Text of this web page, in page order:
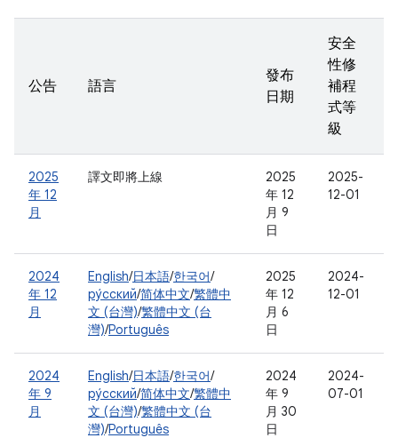
公告 語言
發布
日期
安全
性修
補程
式等
級
2025
年 12
月
譯文即將上線
2025
年 12
月 9
日
2025-
12-01
2024
年 12
月
English/日本語/한국어/
ру́сский/简体中文/繁體中
文 (台灣)/繁體中文 (台
灣)/Português
2025
年 12
月 6
日
2024-
12-01
2024
年 9
月
English/日本語/한국어/
ру́сский/简体中文/繁體中
文 (台灣)/繁體中文 (台
灣)/Português
2024
年 9
月 30
日
2024-
07-01